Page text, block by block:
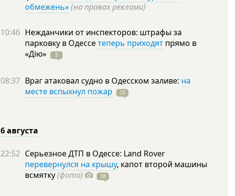
обмежень»(на правах реклами)
10:46 Нежданчики от инспекторов: штрафы за
парковку в Одессетеперь приходят прямо в
«Дію»
5
08:37 Враг атаковал судно в Одесском заливе: на
месте вспыхнул пожар
20
6 августа
22:52 Серьезное ДТП в Одессе: Land Rover
перевернулся на крышу, капот второй машины
всмятку(фото) 38